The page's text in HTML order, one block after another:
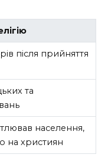
після прийняття
та
населення,
на християн